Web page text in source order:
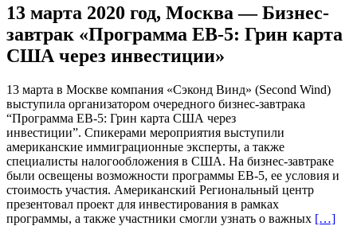
13 марта 2020 год, Москва — Бизнес-
завтрак «Программа EB-5: Грин карта
США через инвестиции»
13 марта в Москве компания «Сэконд Винд» (Second Wind)
выступила организатором очередного бизнес-завтрака
“Программа EB-5: Грин карта США через
инвестиции”. Спикерами мероприятия выступили
американские иммиграционные эксперты, а также
специалисты налогообложения в США. На бизнес-завтраке
были освещены возможности программы EB-5, ее условия и
стоимость участия. Американский Региональный центр
презентовал проект для инвестирования в рамках
программы, а также участники смогли узнать о важных […]